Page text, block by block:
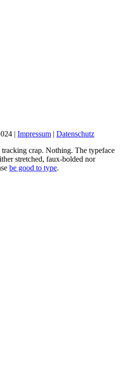
| Impressum | Datenschutz
crap. Nothing. The typeface
stretched, faux-bolded nor
be good to type.